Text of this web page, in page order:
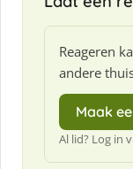
Reageren
andere
Maak
Al lid? Log in